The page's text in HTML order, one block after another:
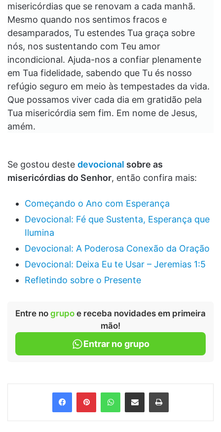
misericórdias que se renovam a cada manhã.
Mesmo quando nos sentimos fracos e
desamparados, Tu estendes Tua graça sobre
nós, nos sustentando com Teu amor
incondicional. Ajuda-nos a confiar plenamente
em Tua fidelidade, sabendo que Tu és nosso
refúgio seguro em meio às tempestades da vida.
Que possamos viver cada dia em gratidão pela
Tua misericórdia sem fim. Em nome de Jesus,
amém.
Se gostou deste devocional sobre as
misericórdias do Senhor, então confira mais:
Começando o Ano com Esperança
Devocional: Fé que Sustenta, Esperança que
Ilumina
Devocional: A Poderosa Conexão da Oração
Devocional: Deixa Eu te Usar – Jeremias 1:5
Refletindo sobre o Presente
Entre no grupo e receba novidades em primeira
mão!
Entrar no grupo
FacebookPinterestWhatsApp
Compartilhar via e-mail Imprimir